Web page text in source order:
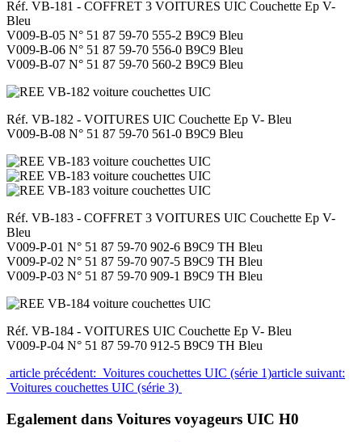
Réf. VB-181 - COFFRET 3 VOITURES UIC Couchette Ep V-
Bleu
V009-B-05 N° 51 87 59-70 555-2 B9C9 Bleu
V009-B-06 N° 51 87 59-70 556-0 B9C9 Bleu
V009-B-07 N° 51 87 59-70 560-2 B9C9 Bleu
Réf. VB-182 - VOITURES UIC Couchette Ep V- Bleu
V009-B-08 N° 51 87 59-70 561-0 B9C9 Bleu
Réf. VB-183 - COFFRET 3 VOITURES UIC Couchette Ep V-
Bleu
V009-P-01 N° 51 87 59-70 902-6 B9C9 TH Bleu
V009-P-02 N° 51 87 59-70 907-5 B9C9 TH Bleu
V009-P-03 N° 51 87 59-70 909-1 B9C9 TH Bleu
Réf. VB-184 - VOITURES UIC Couchette Ep V- Bleu
V009-P-04 N° 51 87 59-70 912-5 B9C9 TH Bleu
article précédent: Voitures couchettes UIC (série 1)article suivant:
Voitures couchettes UIC (série 3)
Egalement dans Voitures voyageurs UIC H0